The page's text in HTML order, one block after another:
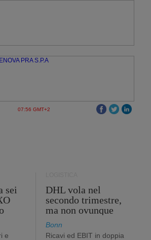
07:56 GMT+2
sei
e
DHL vola nel
secondo trimestre,
ma non ovunque
Bonn
Ricavi ed EBIT in doppia